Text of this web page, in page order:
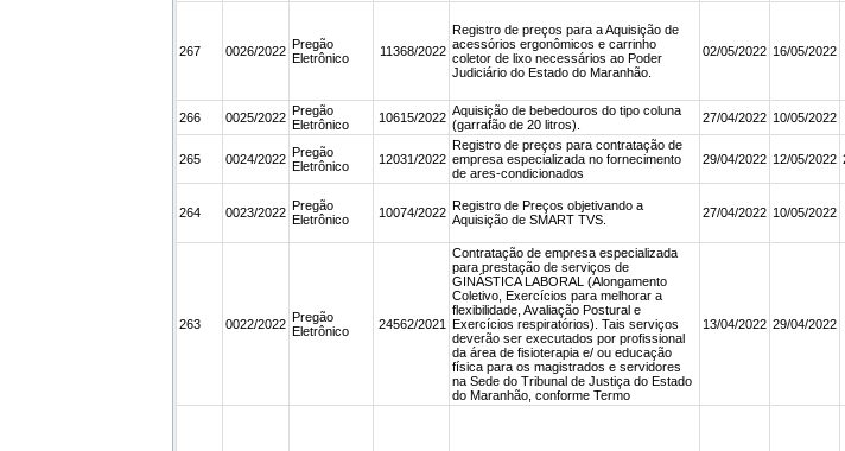
267 0026/2022 Pregão
Eletrônico
11368/2022
Registro de preços para a Aquisição de
acessórios ergonômicos e carrinho
coletor de lixo necessários ao Poder
Judiciário do Estado do Maranhão.
02/05/2022 16/05/2022
266 0025/2022 Pregão
Eletrônico
10615/2022 Aquisição de bebedouros do tipo coluna
(garrafão de 20 litros).
27/04/2022 10/05/2022
265 0024/2022 Pregão
Eletrônico
12031/2022
Registro de preços para contratação de
empresa especializada no fornecimento
de ares-condicionados
29/04/2022 12/05/2022
264 0023/2022 Pregão
Eletrônico
10074/2022 Registro de Preços objetivando a
Aquisição de SMART TVS.
27/04/2022 10/05/2022
263 0022/2022 Pregão
Eletrônico
24562/2021
Contratação de empresa especializada
para prestação de serviços de
GINÁSTICA LABORAL (Alongamento
Coletivo, Exercícios para melhorar a
flexibilidade, Avaliação Postural e
Exercícios respiratórios). Tais serviços
deverão ser executados por profissional
da área de fisioterapia e/ ou educação
física para os magistrados e servidores
na Sede do Tribunal de Justiça do Estado
do Maranhão, conforme Termo
13/04/2022 29/04/2022